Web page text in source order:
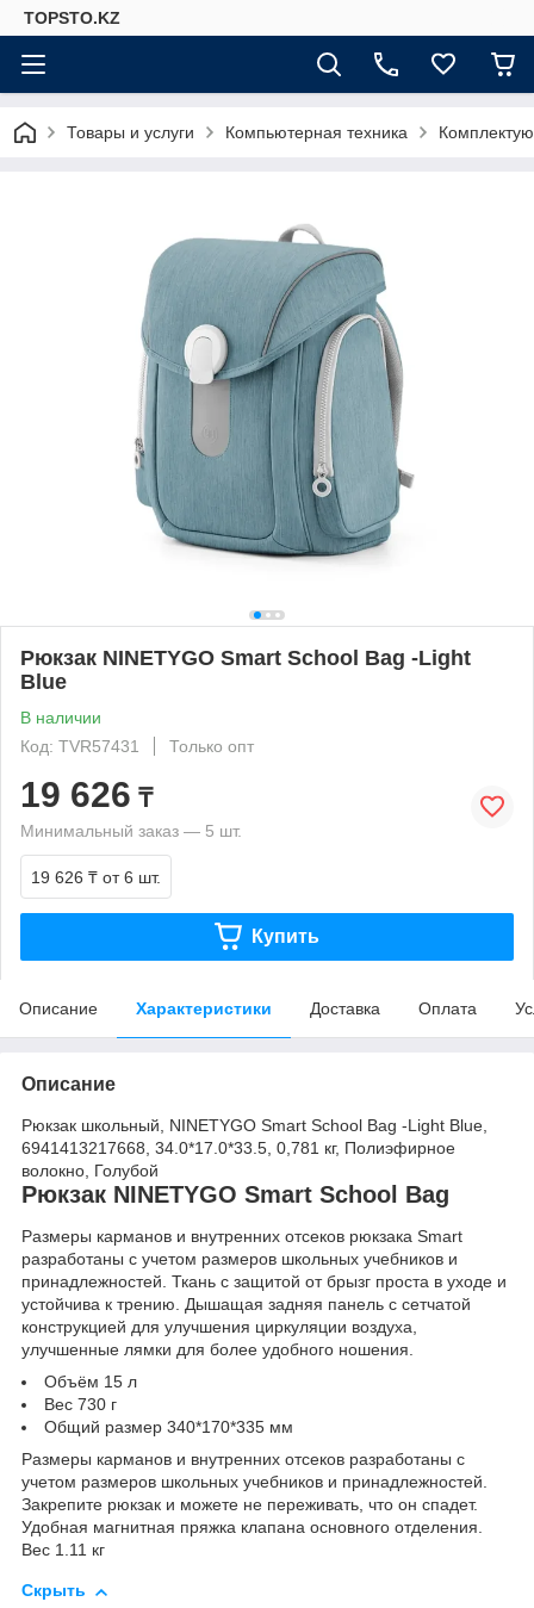
TOPSTO.KZ
Товары и услуги Компьютерная техника
Рюкзак NINETYGO Smart School Bag -Light
Blue
В наличии
Код: TVR57431
Только опт
19 626 ₸
Минимальный заказ — 5 шт.
19 626 ₸ от 6 шт.
Купить
Описание Характеристики Доставка Оплата
Описание
Рюкзак школьный, NINETYGO Smart School Bag -Light Blue,
6941413217668, 34.0*17.0*33.5, 0,781 кг, Полиэфирное
волокно, Голубой
Рюкзак NINETYGO Smart School Bag
Размеры карманов и внутренних отсеков рюкзака Smart
разработаны с учетом размеров школьных учебников и
принадлежностей. Ткань с защитой от брызг проста в уходе и
устойчива к трению. Дышащая задняя панель с сетчатой
конструкцией для улучшения циркуляции воздуха,
улучшенные лямки для более удобного ношения.
Объём 15 л
Вес 730 г
Общий размер 340*170*335 мм
Размеры карманов и внутренних отсеков разработаны с
учетом размеров школьных учебников и принадлежностей.
Закрепите рюкзак и можете не переживать, что он спадет.
Удобная магнитная пряжка клапана основного отделения.
Вес 1.11 кг
Скрыть